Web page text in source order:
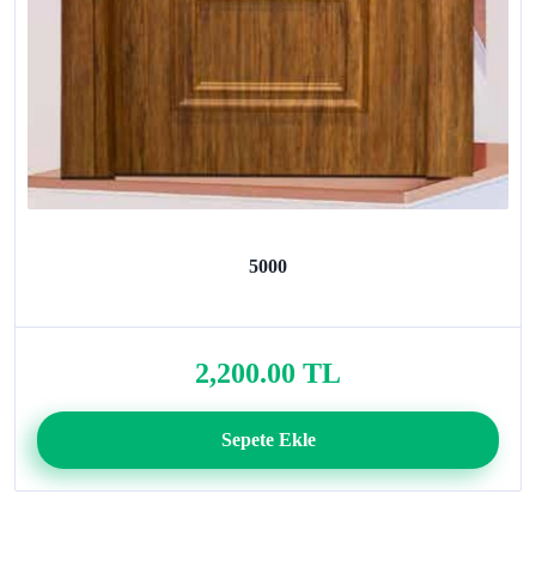
5000
2,200.00 TL
Sepete Ekle